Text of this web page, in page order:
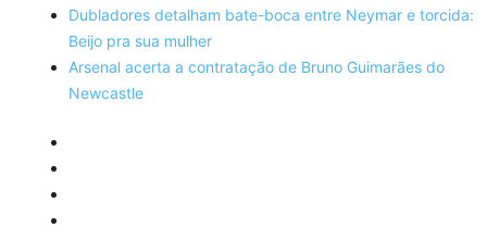
Dubladores detalham bate-boca entre Neymar e torcida:
Beijo pra sua mulher
Arsenal acerta a contratação de Bruno Guimarães do
Newcastle